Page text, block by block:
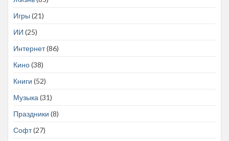
Игры (21)
ИИ (25)
Интернет(86)
Кино(38)
Книги (52)
Музыка(31)
Праздники (8)
Софт(27)